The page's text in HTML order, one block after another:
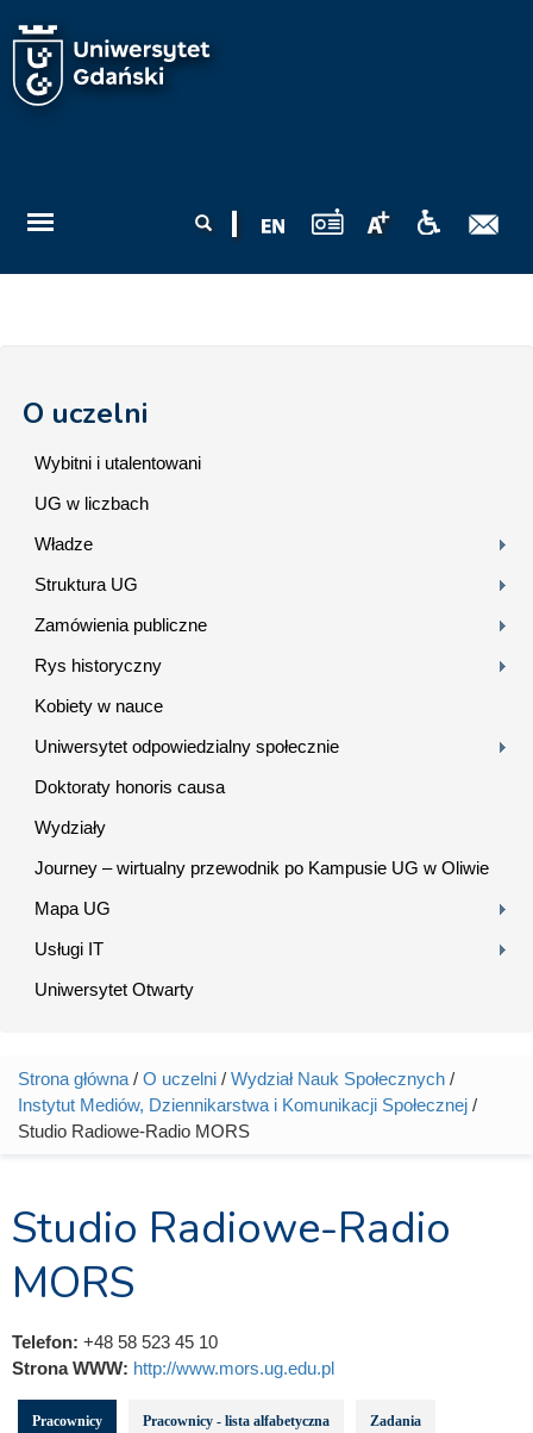
wyszukiwania
O uczelni
Wybitni i utalentowani
UG w liczbach
Władze
Struktura UG
Zamówienia publiczne
Rys historyczny
Kobiety w nauce
Uniwersytet odpowiedzialny społecznie
Doktoraty honoris causa
Wydziały
Journey – wirtualny przewodnik po Kampusie UG w Oliwie
Mapa UG
Usługi IT
Uniwersytet Otwarty
Jesteś tutaj
Strona główna / O uczelni / Wydział Nauk Społecznych /
Instytut Mediów, Dziennikarstwa i Komunikacji Społecznej /
Studio Radiowe-Radio MORS
Studio Radiowe-Radio
MORS
Telefon: +48 58 523 45 10
Strona WWW: http://www.mors.ug.edu.pl
Pracownicy Pracownicy - lista alfabetyczna Zadania